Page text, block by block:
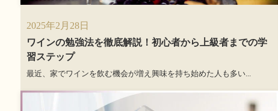
2025年2月28日
ワインの勉強法を徹底解説！初心者から上級者までの学
習ステップ
最近、家でワインを飲む機会が増え興味を持ち始めた人も多い...